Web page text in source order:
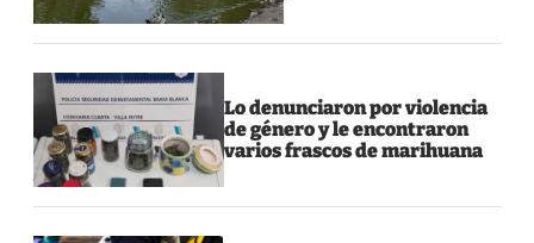
Lo denunciaron por violencia
de género y le encontraron
varios frascos de marihuana